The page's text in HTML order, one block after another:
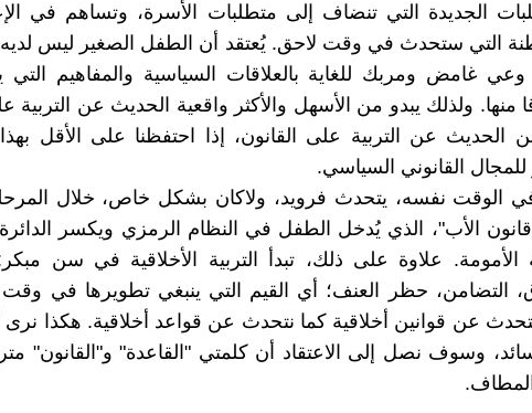
الجديدة التي تنضاف إلى متطلبات الأسرة، وتساهم في
التي ستحدث في وقت لاحق. يُعتقد أن الطفل الصغير ليس
غامض ومربك للغاية بالعلاقات السياسية والمفاهيم التي
منها. ولذلك يبدو من الأسهل والأكثر واقعية الحديث عن التربية
الحديث عن التربية على القانون، إذا احتفظنا على الأقل
للمجال القانوني السياسي.
الوقت نفسه، يتحدث فرويد، ولاكان بشكل خاص، خلال المرحلة
الأب"، الذي يُدخل الطفل في النظام الرمزي ويكسر الدائرة
الأمومة. علاوة على ذلك، تبدأ التربية الأخلاقية في سن
التضامن، حظر العنف؛ أي القيم التي ينبغي تطويرها في
نتحدث عن قوانين أخلاقية كما نتحدث عن قواعد أخلاقية. هكذا نرى
وسوف نصل إلى الاعتقاد أن كلمتي "القاعدة" و"القانون"
المطاف.